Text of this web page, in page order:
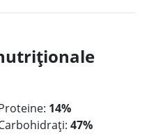
14%
47%